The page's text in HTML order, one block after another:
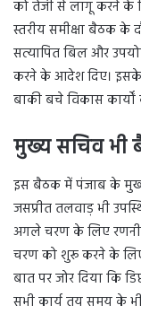
को तेजी से लागू करने के
स्तरीय समीक्षा बैठक के
सत्यापित बिल और
करने के आदेश दिए। इसके
बाकी बचे विकास
मुख्य सचिव भी
इस बैठक में पंजाब के
जसप्रीत तलवाड़ भी
अगले चरण के लिए
चरण को शुरू करने के लिए
बात पर जोर दिया कि
सभी कार्य तय समय के